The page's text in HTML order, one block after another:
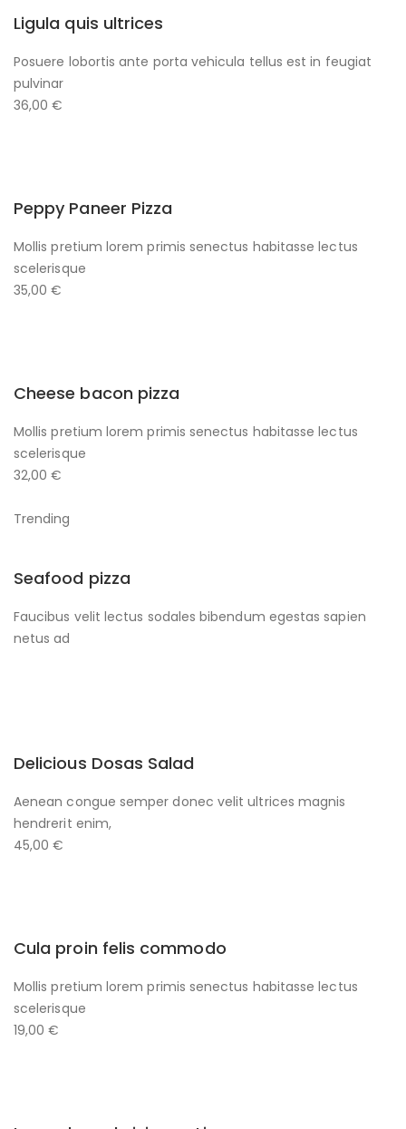
Ligula quis ultrices
Posuere lobortis ante porta vehicula tellus est in feugiat
pulvinar
36,00 €
Peppy Paneer Pizza
Mollis pretium lorem primis senectus habitasse lectus
scelerisque
35,00 €
Cheese bacon pizza
Mollis pretium lorem primis senectus habitasse lectus
scelerisque
32,00 €
Trending
Seafood pizza
Faucibus velit lectus sodales bibendum egestas sapien
netus ad
Delicious Dosas Salad
Aenean congue semper donec velit ultrices magnis
hendrerit enim,
45,00 €
Cula proin felis commodo
Mollis pretium lorem primis senectus habitasse lectus
scelerisque
19,00 €